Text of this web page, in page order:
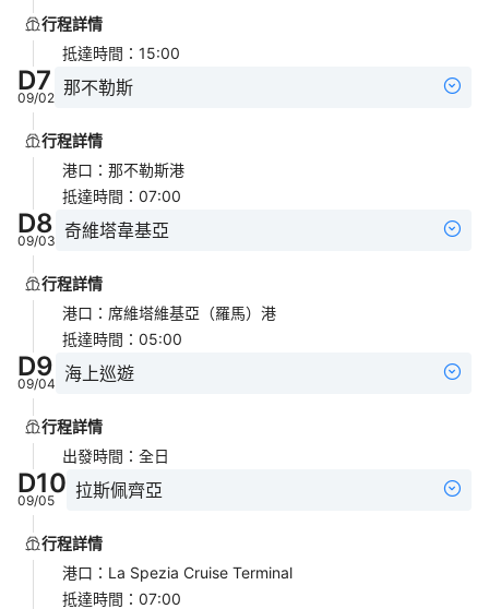
行程詳情
抵達時間 ： 15:00
D7
09/02 那不勒斯
行程詳情
港口 ： 那不勒斯港
抵達時間 ： 07:00
D8
09/03 奇維塔韋基亞
行程詳情
港口 ： 席維塔維基亞（羅馬）港
抵達時間 ： 05:00
D9
09/04 海上巡遊
行程詳情
出發時間 ： 全日
D10
09/05 拉斯佩齊亞
行程詳情
港口 ： La Spezia Cruise Terminal
抵達時間 ： 07:00